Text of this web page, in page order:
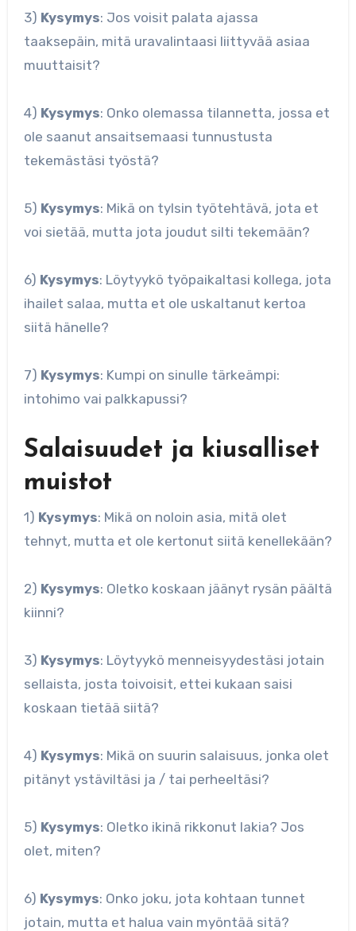
3) Kysymys: Jos voisit palata ajassa
taaksepäin, mitä uravalintaasi liittyvää asiaa
muuttaisit?
4) Kysymys: Onko olemassa tilannetta, jossa et
ole saanut ansaitsemaasi tunnustusta
tekemästäsi työstä?
5) Kysymys: Mikä on tylsin työtehtävä, jota et
voi sietää, mutta jota joudut silti tekemään?
6) Kysymys: Löytyykö työpaikaltasi kollega, jota
ihailet salaa, mutta et ole uskaltanut kertoa
siitä hänelle?
7) Kysymys: Kumpi on sinulle tärkeämpi:
intohimo vai palkkapussi?
Salaisuudet ja kiusalliset
muistot
1) Kysymys: Mikä on noloin asia, mitä olet
tehnyt, mutta et ole kertonut siitä kenellekään?
2) Kysymys: Oletko koskaan jäänyt rysän päältä
kiinni?
3) Kysymys: Löytyykö menneisyydestäsi jotain
sellaista, josta toivoisit, ettei kukaan saisi
koskaan tietää siitä?
4) Kysymys: Mikä on suurin salaisuus, jonka olet
pitänyt ystäviltäsi ja / tai perheeltäsi?
5) Kysymys: Oletko ikinä rikkonut lakia? Jos
olet, miten?
6) Kysymys: Onko joku, jota kohtaan tunnet
jotain, mutta et halua vain myöntää sitä?